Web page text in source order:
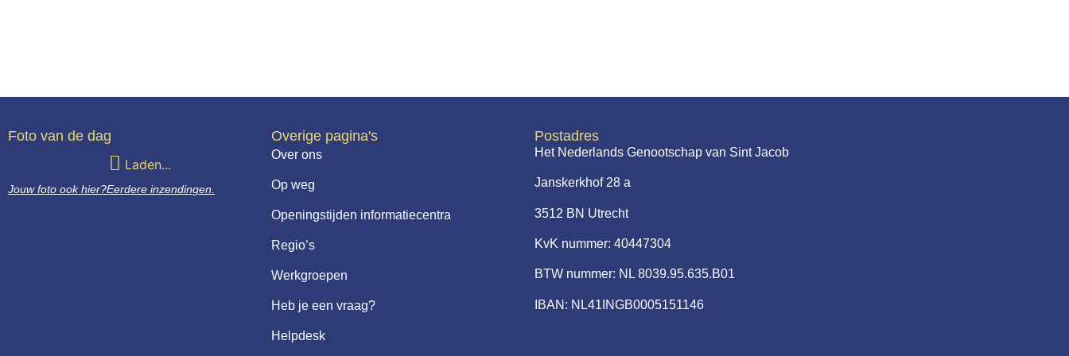
Foto van de dag
Laden...
Jouw foto ook hier?Eerdere inzendingen.
Overige pagina's
Over ons
Op weg
Openingstijden informatiecentra
Regio’s
Werkgroepen
Heb je een vraag?
Helpdesk
Postadres
Het Nederlands Genootschap van Sint Jacob
Janskerkhof 28 a
3512 BN Utrecht
KvK nummer: 40447304
BTW nummer: NL 8039.95.635.B01
IBAN: NL41INGB0005151146